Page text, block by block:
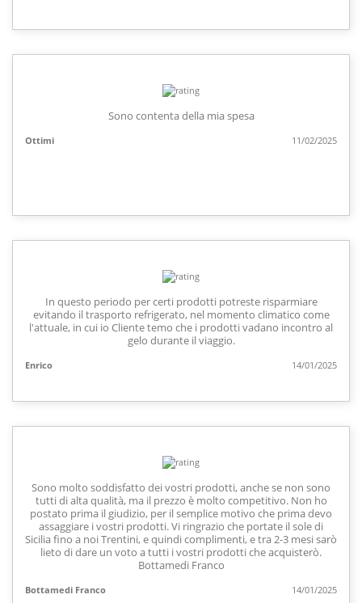
Sono contenta della mia spesa
Ottimi 11/02/2025
In questo periodo per certi prodotti potreste risparmiare
evitando il trasporto refrigerato, nel momento climatico come
l'attuale, in cui io Cliente temo che i prodotti vadano incontro al
gelo durante il viaggio.
Enrico 14/01/2025
Sono molto soddisfatto dei vostri prodotti, anche se non sono
tutti di alta qualità, ma il prezzo è molto competitivo. Non ho
postato prima il giudizio, per il semplice motivo che prima devo
assaggiare i vostri prodotti. Vi ringrazio che portate il sole di
Sicilia fino a noi Trentini, e quindi complimenti, e tra 2-3 mesi sarò
lieto di dare un voto a tutti i vostri prodotti che acquisterò.
Bottamedi Franco
Bottamedi Franco 14/01/2025